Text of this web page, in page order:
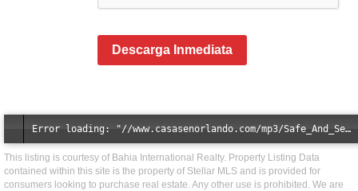
Descarga Inmediata
Error loading: "//www.casasenorlando.com/mp3/Safe_And_Secure_full_mix_mp3.mp3"
This listing is courtesy of Bahia International Realty. Property Listing Data
contained within this site is the property of Stellar MLS and is provided for
consumers looking to purchase real estate. Any other use is prohibited. We are